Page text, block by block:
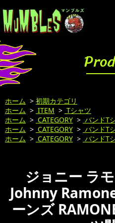
ホーム > 初期カテゴリ
ホーム > ITEM > Tシャツ
ホーム > CATEGORY > バンドT
ホーム > CATEGORY > バンドT
ホーム > CATEGORY > バンドT
ジョニー ラ
Johnny
ーンズ